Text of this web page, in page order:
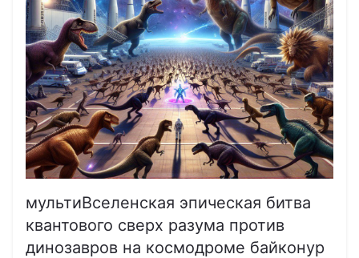
мультиВселенская эпическая битва
квантового сверх разума против
динозавров на космодроме байконур